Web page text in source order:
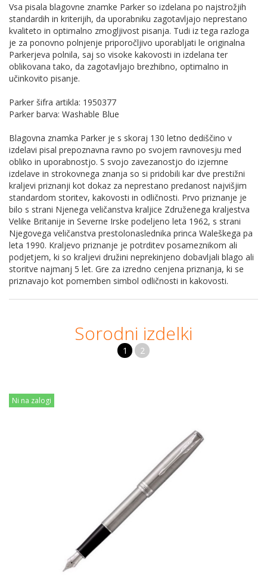
Vsa pisala blagovne znamke Parker so izdelana po najstrožjih
standardih in kriterijih, da uporabniku zagotavljajo neprestano
kvaliteto in optimalno zmogljivost pisanja. Tudi iz tega razloga
je za ponovno polnjenje priporočljivo uporabljati le originalna
Parkerjeva polnila, saj so visoke kakovosti in izdelana ter
oblikovana tako, da zagotavljajo brezhibno, optimalno in
učinkovito pisanje.
Parker šifra artikla: 1950377
Parker barva: Washable Blue
Blagovna znamka Parker je s skoraj 130 letno dediščino v
izdelavi pisal prepoznavna ravno po svojem ravnovesju med
obliko in uporabnostjo. S svojo zavezanostjo do izjemne
izdelave in strokovnega znanja so si pridobili kar dve prestižni
kraljevi priznanji kot dokaz za neprestano predanost najvišjim
standardom storitev, kakovosti in odličnosti. Prvo priznanje je
bilo s strani Njenega veličanstva kraljice Združenega kraljestva
Velike Britanije in Severne Irske podeljeno leta 1962, s strani
Njegovega veličanstva prestolonaslednika princa Waleškega pa
leta 1990. Kraljevo priznanje je potrditev posameznikom ali
podjetjem, ki so kraljevi družini neprekinjeno dobavljali blago ali
storitve najmanj 5 let. Gre za izredno cenjena priznanja, ki se
priznavajo kot pomemben simbol odličnosti in kakovosti.
Sorodni izdelki
1 2
Ni na zalogi